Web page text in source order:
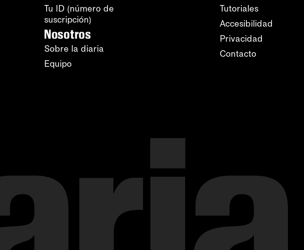
Tu ID (número de
suscripción)
Nosotros
Sobre la diaria
Equipo
Tutoriales
Accesibilidad
Privacidad
Contacto